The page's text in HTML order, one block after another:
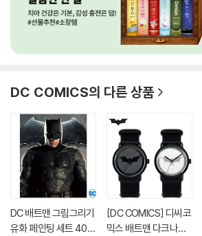
DC COMICS의 다른 상품
DC 배트맨 그림그리기
유화 페인팅 세트 40X
[DC COMICS] 디씨코
믹스 배트맨 다크나이